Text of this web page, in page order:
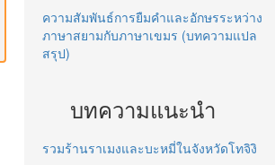
ความสัมพันธ์การยืมคำและอักษรระหว่าง
ภาษาสยามกับภาษาเขมร (บทความแปล
สรุป)
บทความแนะนำ
รวมร้านราเมงและบะหมี่ในจังหวัดโทจิงิ